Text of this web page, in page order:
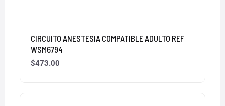
CIRCUITO ANESTESIA COMPATIBLE ADULTO REF
WSM6794
$473.00